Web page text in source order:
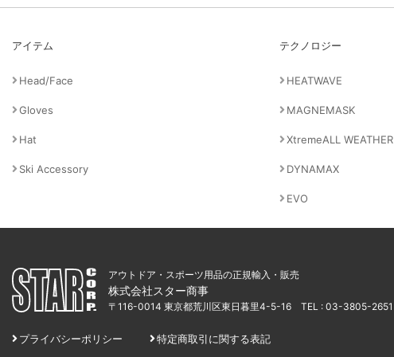
アイテム
Head/Face
Gloves
Hat
Ski Accessory
テクノロジー
HEATWAVE
MAGNEMASK
XtremeALL WEATHER
DYNAMAX
EVO
アウトドア・スポーツ用品の正規輸入・販売
株式会社スター商事
〒116-0014 東京都荒川区東日暮里4-5-16 TEL : 03-3805-2651
プライバシーポリシー 特定商取引に関する表記